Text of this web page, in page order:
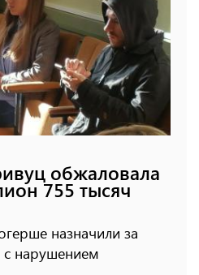
обжаловала
755 тысяч
назначили за
с нарушением